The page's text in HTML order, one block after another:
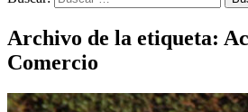
Archivo de la etiqueta:
Comercio